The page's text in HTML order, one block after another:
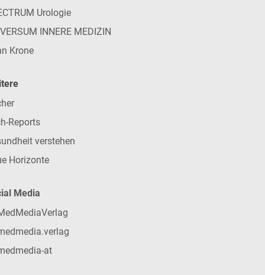
Urologie
INNERE MEDIZIN
Krone
Reports
verstehen
Horizonte
Media
at